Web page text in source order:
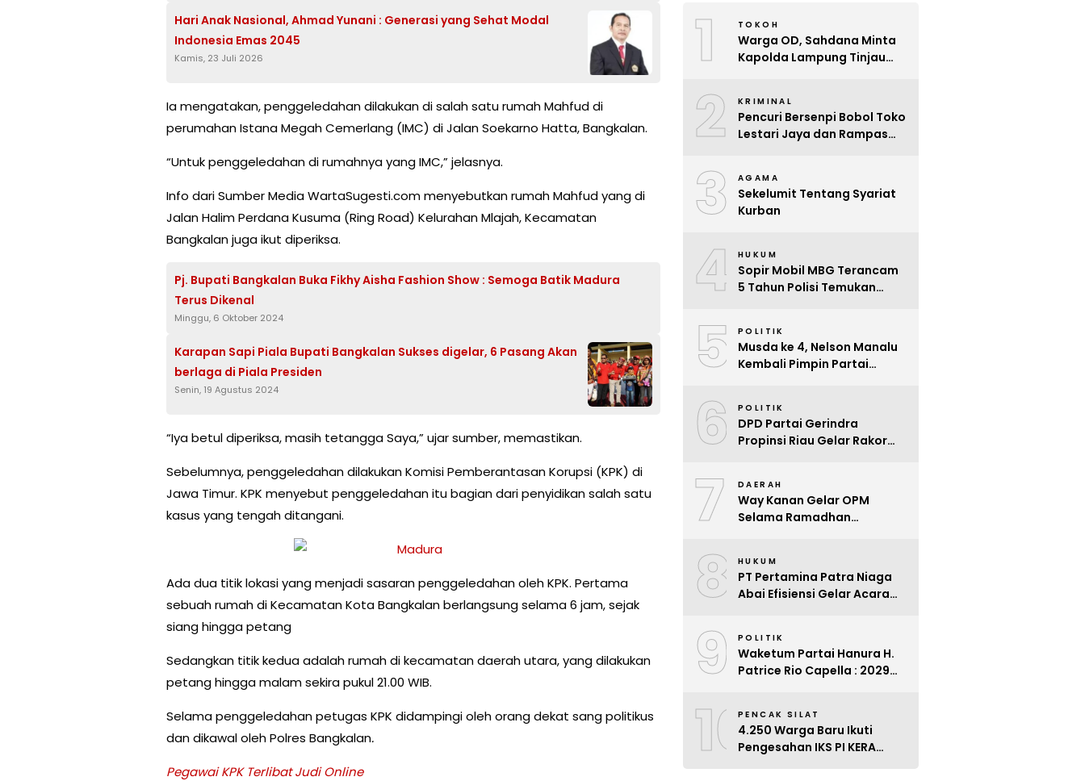
Hari Anak Nasional, Ahmad Yunani : Generasi yang Sehat Modal
Indonesia Emas 2045
Kamis, 23 Juli 2026
Ia mengatakan, penggeledahan dilakukan di salah satu rumah Mahfud di
perumahan Istana Megah Cemerlang (IMC) di Jalan Soekarno Hatta, Bangkalan.
“Untuk penggeledahan di rumahnya yang IMC,” jelasnya.
Info dari Sumber Media WartaSugesti.com menyebutkan rumah Mahfud yang di
Jalan Halim Perdana Kusuma (Ring Road) Kelurahan Mlajah, Kecamatan
Bangkalan juga ikut diperiksa.
Pj. Bupati Bangkalan Buka Fikhy Aisha Fashion Show : Semoga Batik Madura
Terus Dikenal
Minggu, 6 Oktober 2024
Karapan Sapi Piala Bupati Bangkalan Sukses digelar, 6 Pasang Akan
berlaga di Piala Presiden
Senin, 19 Agustus 2024
“Iya betul diperiksa, masih tetangga Saya,” ujar sumber, memastikan.
Sebelumnya, penggeledahan dilakukan Komisi Pemberantasan Korupsi (KPK) di
Jawa Timur. KPK menyebut penggeledahan itu bagian dari penyidikan salah satu
kasus yang tengah ditangani.
Ada dua titik lokasi yang menjadi sasaran penggeledahan oleh KPK. Pertama
sebuah rumah di Kecamatan Kota Bangkalan berlangsung selama 6 jam, sejak
siang hingga petang
Sedangkan titik kedua adalah rumah di kecamatan daerah utara, yang dilakukan
petang hingga malam sekira pukul 21.00 WIB.
Selama penggeledahan petugas KPK didampingi oleh orang dekat sang politikus
dan dikawal oleh Polres Bangkalan.
Pegawai KPK Terlibat Judi Online
1 TOKOH
Warga OD, Sahdana Minta
Kapolda Lampung Tinjau
2 KRIMINAL
Pencuri Bersenpi Bobol Toko
Lestari Jaya dan Rampas
3 AGAMA
Sekelumit Tentang Syariat
Kurban
4 HUKUM
Sopir Mobil MBG Terancam
5 Tahun Polisi Temukan
5 POLITIK
Musda ke 4, Nelson Manalu
Kembali Pimpin Partai
6 POLITIK
DPD Partai Gerindra
Propinsi Riau Gelar Rakor
7 DAERAH
Way Kanan Gelar OPM
Selama Ramadhan
8 HUKUM
PT Pertamina Patra Niaga
Abai Efisiensi Gelar Acara
9 POLITIK
Waketum Partai Hanura H.
Patrice Rio Capella : 2029
10PENCAK SILAT
4.250 Warga Baru Ikuti
Pengesahan IKS PI KERA